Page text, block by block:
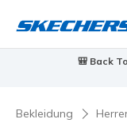
🎒 Back
Bekleidung